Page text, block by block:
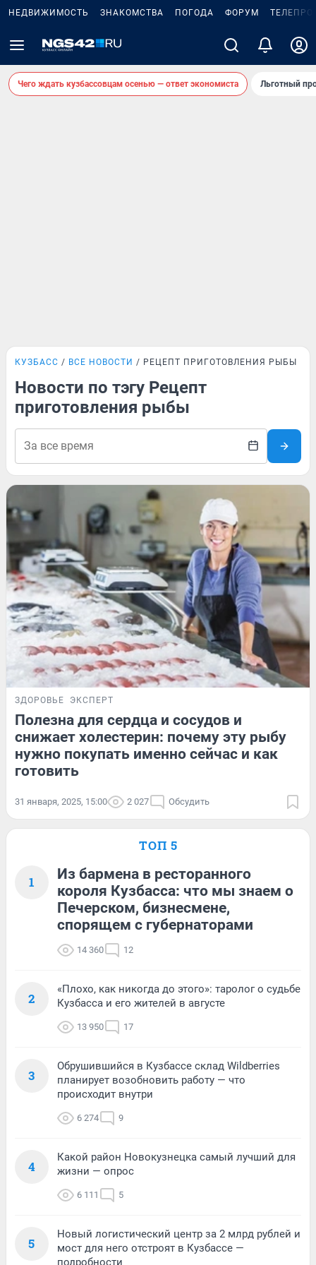
НЕДВИЖИМОСТЬ ЗНАКОМСТВА ПОГОДА ФОРУМ
Чего ждать кузбассовцам осенью — ответ экономиста Льготный
КУЗБАСС ВСЕ НОВОСТИ РЕЦЕПТ ПРИГОТОВЛЕНИЯ РЫБЫ
Новости по тэгу Рецепт
приготовления рыбы
ЗДОРОВЬЕ ЭКСПЕРТ
Полезна для сердца и сосудов и
снижает холестерин: почему эту рыбу
нужно покупать именно сейчас и как
готовить
31 января, 2025, 15:00 2 027 Обсудить
ТОП 5
1
Из бармена в ресторанного
короля Кузбасса: что мы знаем о
Печерском, бизнесмене,
спорящем с губернаторами
14 360 12
2
«Плохо, как никогда до этого»: таролог о судьбе
Кузбасса и его жителей в августе
13 950 17
3
Обрушившийся в Кузбассе склад Wildberries
планирует возобновить работу — что
происходит внутри
6 274 9
4
Какой район Новокузнецка самый лучший для
жизни — опрос
6 111 5
5
Новый логистический центр за 2 млрд рублей и
мост для него отстроят в Кузбассе —
подробности